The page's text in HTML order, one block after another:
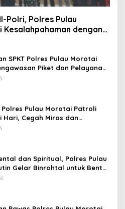
Polri, Polres Pulau
dengan
SPKT Polres Pulau Morotai
Piket dan Pelayanan
Selama 1×24 Jam
Polres Pulau Morotai Patroli
Hari, Cegah Miras dan
dan Spiritual, Polres Pulau
Gelar Binrohtal untuk Bentuk